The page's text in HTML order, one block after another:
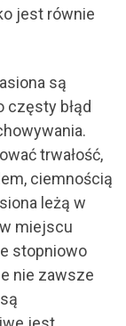
jest równie
są
częsty błąd
trwałość,
ciemnością
leżą w
miejscu
stopniowo
nie zawsze